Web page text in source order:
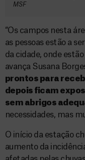
MSF
“Os campos nesta
as pessoas estão a
da cidade, onde
avança Susana
prontos para
depois ficam
sem abrigos
necessidades, mas
O início da estação
aumento da